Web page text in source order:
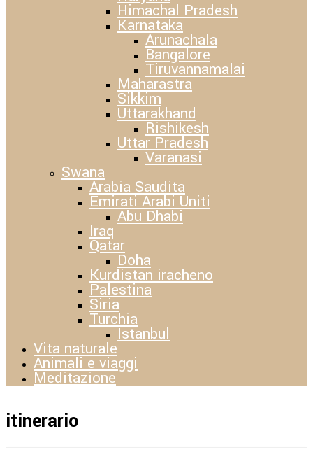
Himachal Pradesh
Karnataka
Arunachala
Bangalore
Tiruvannamalai
Maharastra
Sikkim
Uttarakhand
Rishikesh
Uttar Pradesh
Varanasi
Swana
Arabia Saudita
Emirati Arabi Uniti
Abu Dhabi
Iraq
Qatar
Doha
Kurdistan iracheno
Palestina
Siria
Turchia
Istanbul
Vita naturale
Animali e viaggi
Meditazione
itinerario